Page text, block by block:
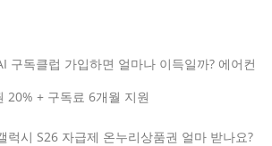
구독클럽 가입하면 얼마나 이득일까? 에어컨
20% + 구독료 6개월 지원
럭시 S26 자급제 온누리상품권 얼마 받나요?